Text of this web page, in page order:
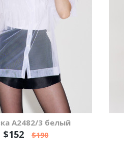
А2482/3 белый
$152 $190